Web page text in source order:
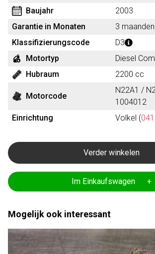
Baujahr
2003
Garantie in Monaten
3 maanden
Klassifizierungscode
D3
Motortyp
Diesel
Hubraum
2200 cc
Motorcode
N22A1 /
1004012
Einrichtung
Volkel (
Verder winkelen
Im Einkaufswagen +
Mogelijk ook interessant